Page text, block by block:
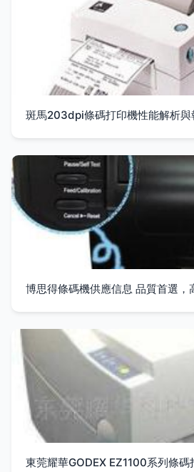
斑馬203dpi條碼打印機性能解析與
博思得條碼機供應信息 品質首選，
東莞耀華GODEX EZ1100系列條